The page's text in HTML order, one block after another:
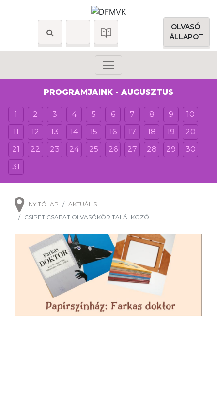
OLVASÓI
ÁLLAPOT
PROGRAMJAINK - AUGUSZTUS
1 2 3 4 5 6 7 8 9
10
11
12 13 14 15 16 17 18 19
20
21
22 23 24 25 26 27 28 29
30
31
NYITÓLAP
AKTUÁLIS
CSIPET CSAPAT OLVASÓKÖR TALÁLKOZÓ